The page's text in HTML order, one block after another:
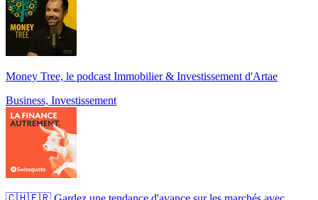
Money Tree, le podcast Immobilier & Investissement d'Artae
Business, Investissement